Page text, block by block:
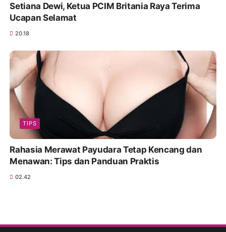
Setiana Dewi, Ketua PCIM Britania Raya Terima
Ucapan Selamat
20.18
TIPS
Rahasia Merawat Payudara Tetap Kencang dan
Menawan: Tips dan Panduan Praktis
02.42